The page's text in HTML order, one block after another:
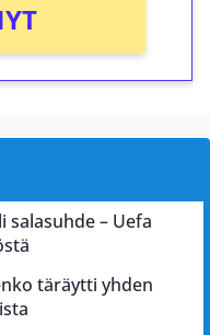
– Uefa
täräytti yhden